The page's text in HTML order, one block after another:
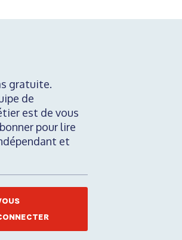
gratuite.
de
est de vous
pour lire
et